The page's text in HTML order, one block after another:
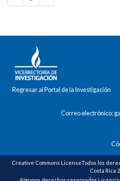
Regresar al Portal de la Investigación
Correo electrónico:
Creative Commons LicenseTodos los
Costa Rica